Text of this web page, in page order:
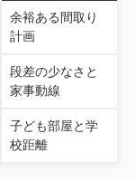
余裕ある間取り
計画
段差の少なさと
家事動線
子ども部屋と学
校距離